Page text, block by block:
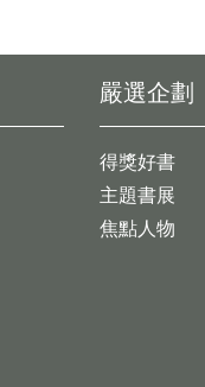
嚴選企劃
得獎好書
主題書展
焦點人物